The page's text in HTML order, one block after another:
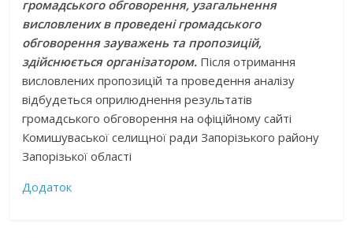
громадського обговорення, узагальнення
висловлених в проведені громадського
обговорення зауважень та пропозицій,
здійснюється організатором. Після отримання
висловлених пропозицій та проведення аналізу
відбудеться оприлюднення результатів
громадського обговорення на офіційному сайті
Комишуваської селищної ради Запорізького району
Запорізької області
Додаток